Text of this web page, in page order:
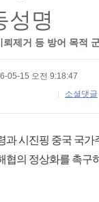
성명
제거 등 방어 목적
05-15 오전 9:18:47
소셜댓글
과 시진핑 중국 국
협의 정상화를 촉구